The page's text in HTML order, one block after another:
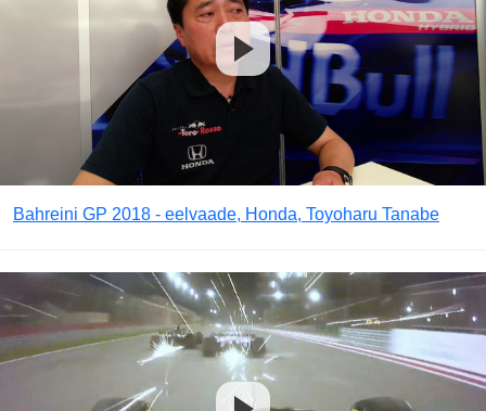
Bahreini GP 2018 - eelvaade, Honda, Toyoharu Tanabe